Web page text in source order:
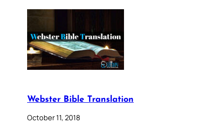
Webster Bible Translation
October 11, 2018